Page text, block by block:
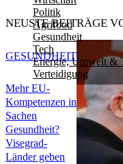
Politik
Agrifood
Gesundheit
Tech
Energie, Umwelt &
Verteidigung
NEUSTE BEITRÄGE
Mehr EU-
Kompetenzen in
Sachen
Gesundheit?
Visegrad-
Länder geben
GESUNDHEIT